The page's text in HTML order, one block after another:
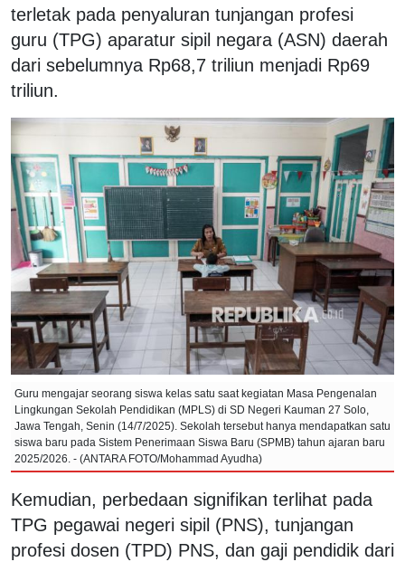
terletak pada penyaluran tunjangan profesi
guru (TPG) aparatur sipil negara (ASN) daerah
dari sebelumnya Rp68,7 triliun menjadi Rp69
triliun.
Guru mengajar seorang siswa kelas satu saat kegiatan Masa Pengenalan
Lingkungan Sekolah Pendidikan (MPLS) di SD Negeri Kauman 27 Solo,
Jawa Tengah, Senin (14/7/2025). Sekolah tersebut hanya mendapatkan satu
siswa baru pada Sistem Penerimaan Siswa Baru (SPMB) tahun ajaran baru
2025/2026. - (ANTARA FOTO/Mohammad Ayudha)
Kemudian, perbedaan signifikan terlihat pada
TPG pegawai negeri sipil (PNS), tunjangan
profesi dosen (TPD) PNS, dan gaji pendidik dari